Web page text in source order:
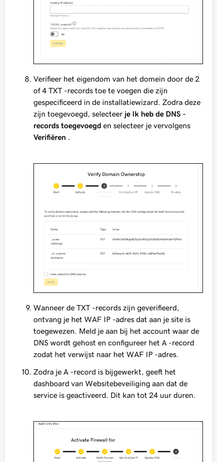
Verifieer het eigendom van het domein door de 2
of 4 TXT -records toe te voegen die zijn
gespecificeerd in de installatiewizard. Zodra deze
zijn toegevoegd, selecteer je Ik heb de DNS -
records toegevoegd en selecteer je vervolgens
Verifiëren .
Wanneer de TXT -records zijn geverifieerd,
ontvang je het WAF IP -adres dat aan je site is
toegewezen. Meld je aan bij het account waar de
DNS wordt gehost en configureer het A -record
zodat het verwijst naar het WAF IP -adres.
Zodra je A -record is bijgewerkt, geeft het
dashboard van Websitebeveiliging aan dat de
service is geactiveerd. Dit kan tot 24 uur duren.